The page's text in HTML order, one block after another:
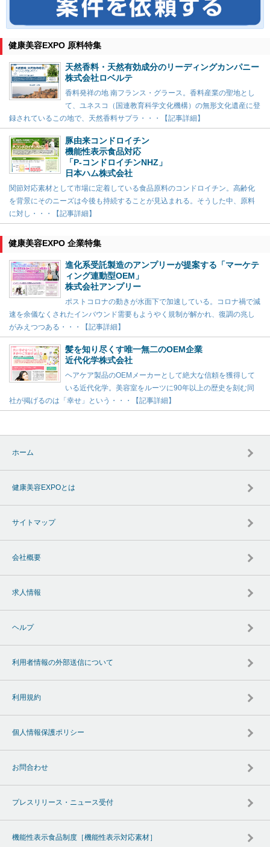
健康美容EXPO 原料特集
天然香料・天然有効成分のリーディングカンパニー
株式会社ロベルテ
香料発祥の地 南フランス・グラース。香料産業の聖地とし
て、ユネスコ（国連教育科学文化機構）の無形文化遺産に登
録されているこの地で、天然香料サプラ・・・【記事詳細】
豚由来コンドロイチン
機能性表示食品対応
「P-コンドロイチンNHZ」
日本ハム株式会社
関節対応素材として市場に定着している食品原料のコンドロイチン。高齢化
を背景にそのニーズは今後も持続することが見込まれる。そうした中、原料
に対し・・・【記事詳細】
健康美容EXPO 企業特集
進化系受託製造のアンプリーが提案する「マーケテ
ィング連動型OEM」
株式会社アンプリー
ポストコロナの動きが水面下で加速している。コロナ禍で減
速を余儀なくされたインバウンド需要もようやく規制が解かれ、復調の兆し
がみえつつある・・・【記事詳細】
髪を知り尽くす唯一無二のOEM企業
近代化学株式会社
ヘアケア製品のOEMメーカーとして絶大な信頼を獲得して
いる近代化学。美容室をルーツに90年以上の歴史を刻む同
社が掲げるのは「幸せ」という・・・【記事詳細】
ホーム
健康美容EXPOとは
サイトマップ
会社概要
求人情報
ヘルプ
利用者情報の外部送信について
利用規約
個人情報保護ポリシー
お問合わせ
プレスリリース・ニュース受付
機能性表示食品制度［機能性表示対応素材］